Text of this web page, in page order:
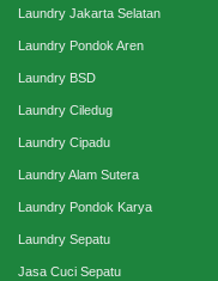
Laundry Jakarta Selatan
Laundry Pondok Aren
Laundry BSD
Laundry Ciledug
Laundry Cipadu
Laundry Alam Sutera
Laundry Pondok Karya
Laundry Sepatu
Jasa Cuci Sepatu